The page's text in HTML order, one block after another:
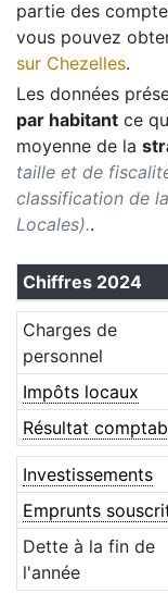
partie des
vous pouvez
sur Chezelles.
Les données
par habitant ce
moyenne de la
taille et de
classification de
Locales)..
Chiffres 2024
Charges de
personnel
Impôts locaux
Résultat
Investissements
Emprunts
Dette à la fin de
l'année